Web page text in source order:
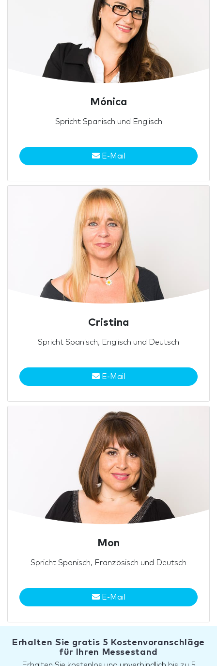
Mónica
Spricht Spanisch und Englisch
E-Mail
Cristina
Spricht Spanisch, Englisch und Deutsch
E-Mail
Mon
Spricht Spanisch, Französisch und Deutsch
E-Mail
Erhalten Sie gratis 5 Kostenvoranschläge
für Ihren Messestand